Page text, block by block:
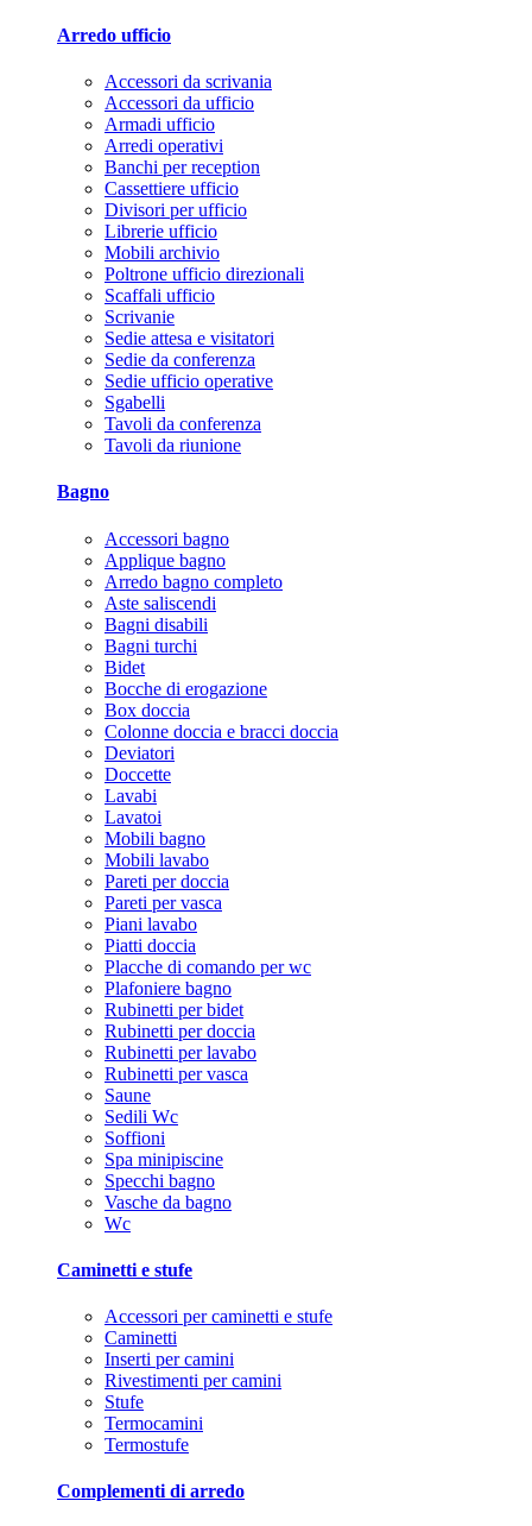
Arredo ufficio
Accessori da scrivania
Accessori da ufficio
Armadi ufficio
Arredi operativi
Banchi per reception
Cassettiere ufficio
Divisori per ufficio
Librerie ufficio
Mobili archivio
Poltrone ufficio direzionali
Scaffali ufficio
Scrivanie
Sedie attesa e visitatori
Sedie da conferenza
Sedie ufficio operative
Sgabelli
Tavoli da conferenza
Tavoli da riunione
Bagno
Accessori bagno
Applique bagno
Arredo bagno completo
Aste saliscendi
Bagni disabili
Bagni turchi
Bidet
Bocche di erogazione
Box doccia
Colonne doccia e bracci doccia
Deviatori
Doccette
Lavabi
Lavatoi
Mobili bagno
Mobili lavabo
Pareti per doccia
Pareti per vasca
Piani lavabo
Piatti doccia
Placche di comando per wc
Plafoniere bagno
Rubinetti per bidet
Rubinetti per doccia
Rubinetti per lavabo
Rubinetti per vasca
Saune
Sedili Wc
Soffioni
Spa minipiscine
Specchi bagno
Vasche da bagno
Wc
Caminetti e stufe
Accessori per caminetti e stufe
Caminetti
Inserti per camini
Rivestimenti per camini
Stufe
Termocamini
Termostufe
Complementi di arredo